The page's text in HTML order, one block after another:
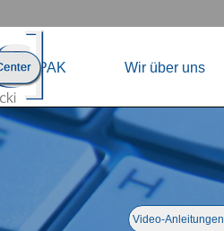
HAPAK Wir über uns
Video-